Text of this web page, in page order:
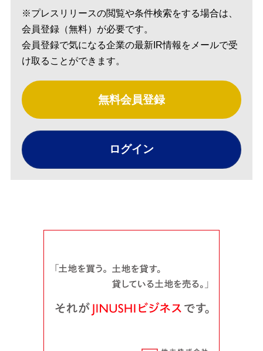
※プレスリリースの閲覧や条件検索をする場合は、
会員登録（無料）が必要です。
会員登録で気になる企業の最新IR情報をメールで受
け取ることができます。
無料会員登録
ログイン